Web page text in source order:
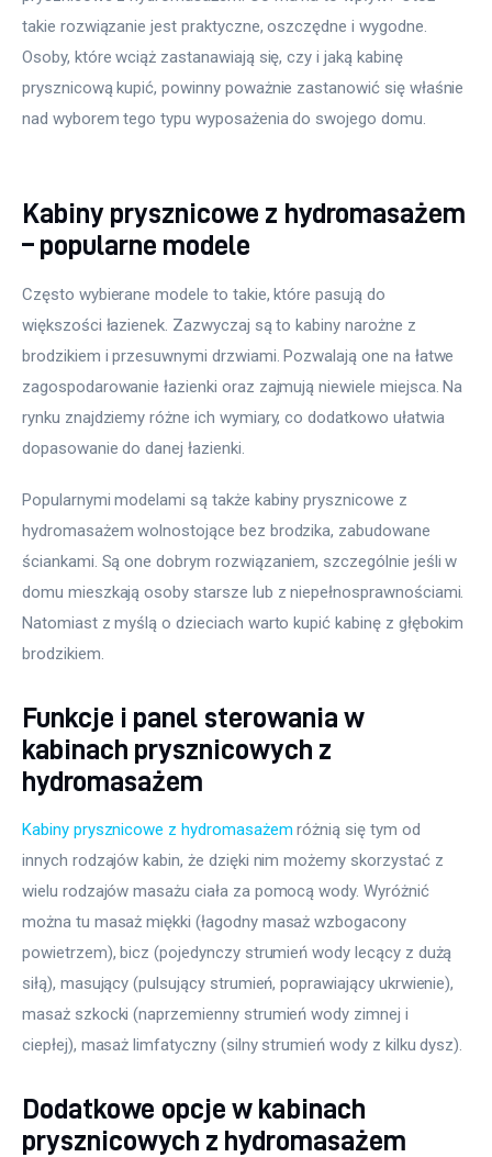
takie rozwiązanie jest praktyczne, oszczędne i wygodne.
Osoby, które wciąż zastanawiają się, czy i jaką kabinę
prysznicową kupić, powinny poważnie zastanowić się właśnie
nad wyborem tego typu wyposażenia do swojego domu.
Kabiny prysznicowe z hydromasażem
– popularne modele
Często wybierane modele to takie, które pasują do
większości łazienek. Zazwyczaj są to kabiny narożne z
brodzikiem i przesuwnymi drzwiami. Pozwalają one na łatwe
zagospodarowanie łazienki oraz zajmują niewiele miejsca. Na
rynku znajdziemy różne ich wymiary, co dodatkowo ułatwia
dopasowanie do danej łazienki.
Popularnymi modelami są także kabiny prysznicowe z
hydromasażem wolnostojące bez brodzika, zabudowane
ściankami. Są one dobrym rozwiązaniem, szczególnie jeśli w
domu mieszkają osoby starsze lub z niepełnosprawnościami.
Natomiast z myślą o dzieciach warto kupić kabinę z głębokim
brodzikiem.
Funkcje i panel sterowania w
kabinach prysznicowych z
hydromasażem
Kabiny prysznicowe z hydromasażem różnią się tym od
innych rodzajów kabin, że dzięki nim możemy skorzystać z
wielu rodzajów masażu ciała za pomocą wody. Wyróżnić
można tu masaż miękki (łagodny masaż wzbogacony
powietrzem), bicz (pojedynczy strumień wody lecący z dużą
siłą), masujący (pulsujący strumień, poprawiający ukrwienie),
masaż szkocki (naprzemienny strumień wody zimnej i
ciepłej), masaż limfatyczny (silny strumień wody z kilku dysz).
Dodatkowe opcje w kabinach
prysznicowych z hydromasażem